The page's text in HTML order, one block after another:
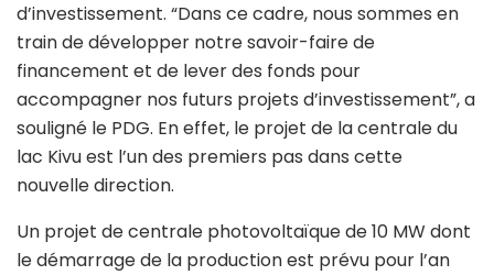
d’investissement. “Dans ce cadre, nous sommes en
train de développer notre savoir-faire de
financement et de lever des fonds pour
accompagner nos futurs projets d’investissement”, a
souligné le PDG. En effet, le projet de la centrale du
lac Kivu est l’un des premiers pas dans cette
nouvelle direction.
Un projet de centrale photovoltaïque de 10 MW dont
le démarrage de la production est prévu pour l’an